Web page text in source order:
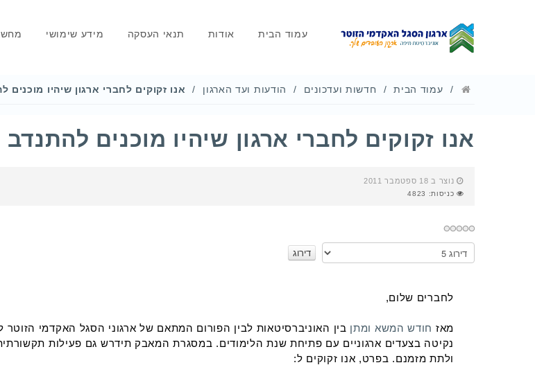
עמוד הבית אודות תנאי העסקה מידע שימושי
עמוד הבית חדשות ועדכונים הודעות ועד הארגון אנו זקוקים לחברי ארגון שיהיו מוכנים
אנו זקוקים לחברי ארגון שיהיו מוכנים להתנדב
נוצר ב 18 ספטמבר 2011
כניסות: 4823
אנא
דרגו
לחברים שלום,
מאז חודש המשא ומתן בין האוניברסיטאות לבין הפורום המתאם של ארגוני הסגל האקדמי
נקיטה בצעדים ארגוניים עם פתיחת שנת הלימודים. במסגרת המאבק תידרש גם פעילות
ולתת מזמנם. בפרט, אנו זקוקים ל: